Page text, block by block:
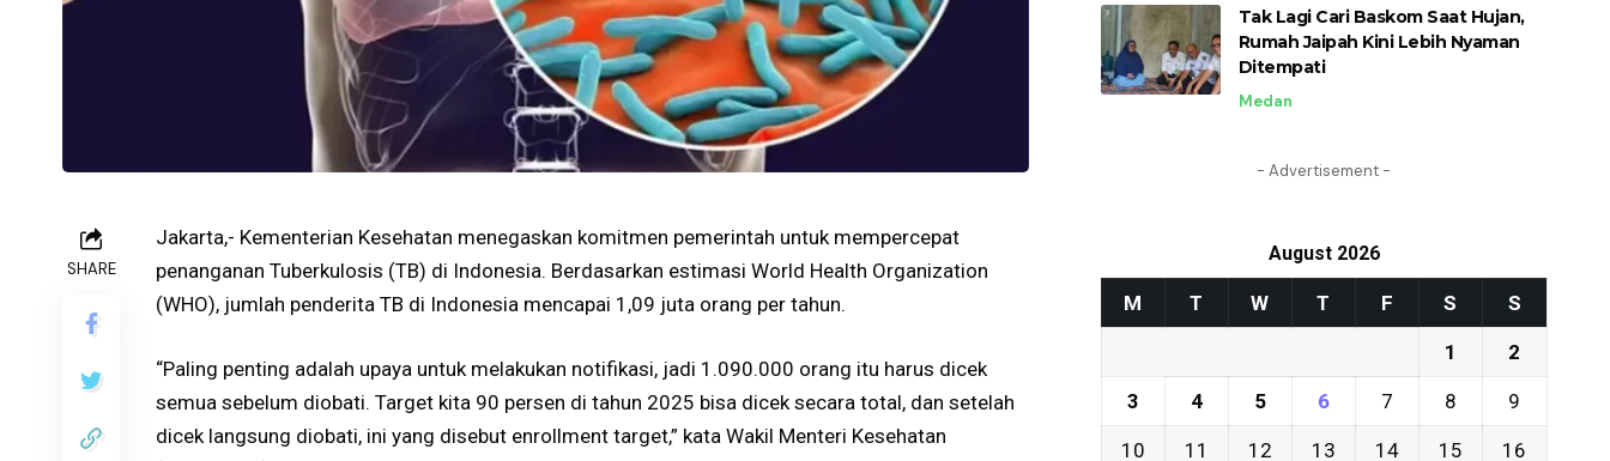
SHARE
Jakarta,- Kementerian Kesehatan menegaskan komitmen pemerintah untuk mempercepat
penanganan Tuberkulosis (TB) di Indonesia. Berdasarkan estimasi World Health Organization
(WHO), jumlah penderita TB di Indonesia mencapai 1,09 juta orang per tahun.
“Paling penting adalah upaya untuk melakukan notifikasi, jadi 1.090.000 orang itu harus dicek
semua sebelum diobati. Target kita 90 persen di tahun 2025 bisa dicek secara total, dan setelah
dicek langsung diobati, ini yang disebut enrollment target,” kata Wakil Menteri Kesehatan
Tak Lagi Cari Baskom Saat Hujan,
Rumah Jaipah Kini Lebih Nyaman
Ditempati
Medan
- Advertisement -
August 2026
M T W T F S S
1 2
3 4 5 6 7 8 9
10 11 12 13 14 15 16